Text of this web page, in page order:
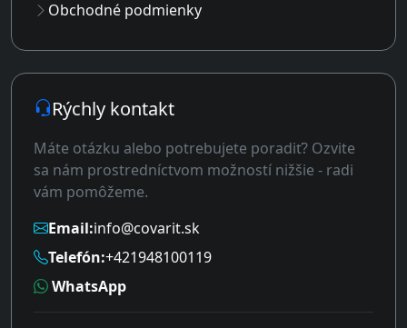
Obchodné podmienky
Rýchly kontakt
Máte otázku alebo potrebujete poradiť? Ozvite
sa nám prostredníctvom možností nižšie - radi
vám pomôžeme.
Email:info@covarit.sk
Telefón:+421948100119
WhatsApp